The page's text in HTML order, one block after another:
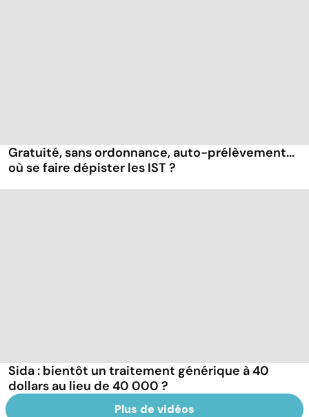
Gratuité, sans ordonnance, auto-prélèvement...
où se faire dépister les IST ?
Sida : bientôt un traitement générique à 40
dollars au lieu de 40 000 ?
Plus de vidéos